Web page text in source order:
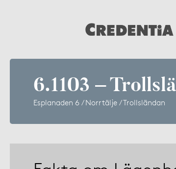
6.1103 –
Esplanaden 6 / Norrtälje / Trollsländan